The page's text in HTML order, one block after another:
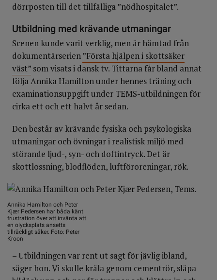
dörrposten till det tillfälliga ”nödhospitalet”.
Utbildning med krävande utmaningar
Scenen kunde varit verklig, men är hämtad från
dokumentärserien”Första hjälpen i skottsäker
väst” som visats i dansk tv. Tittarna får bland annat
följa Annika Hamilton under hennes träning och
examinationsuppgift under TEMS-utbildningen för
cirka ett och ett halvt år sedan.
Den består av krävande fysiska och psykologiska
utmaningar och övningar i realistisk miljö med
störande ljud-, syn- och doftintryck. Det är
skottlossning, blodflöden, luftföroreningar, rök.
Annika Hamilton och Peter
Kjær Pedersen har båda känt
frustration över att invänta att
en olycksplats ansetts
tillräckligt säker. Foto: Peter
Kroon
– Utbildningen var rent ut sagt för jävlig ibland,
säger hon. Vi skulle kräla genom cementrör, släpa